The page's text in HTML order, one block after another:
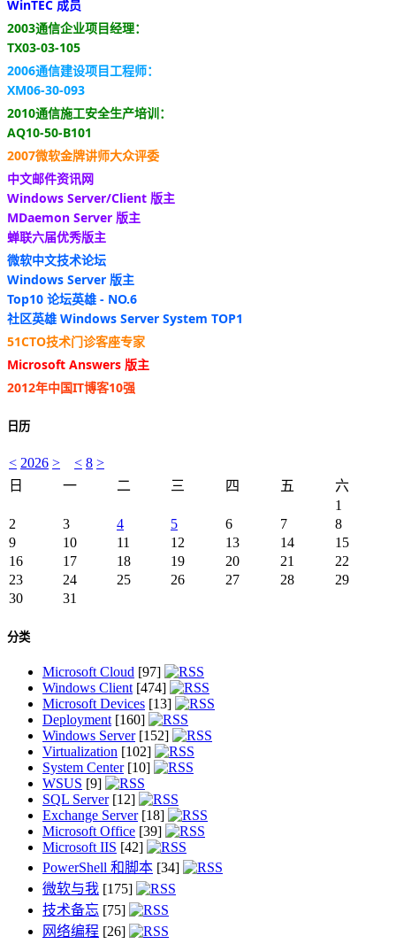
WinTEC 成员
2003通信企业项目经理：
TX03-03-105
2006通信建设项目工程师：
XM06-30-093
2010通信施工安全生产培训：
AQ10-50-B101
2007微软金牌讲师大众评委
中文邮件资讯网
Windows Server/Client 版主
MDaemon Server 版主
蝉联六届优秀版主
微软中文技术论坛
Windows Server 版主
Top10 论坛英雄 - NO.6
社区英雄 Windows Server System TOP1
51CTO技术门诊客座专家
Microsoft Answers 版主
2012年中国IT博客10强
日历
< 2026 > < 8 >
日
一 二 三 四 五
六
1
2
3 4 5 6 7
8
9
10 11 12 13 14
15
16
17 18 19 20 21
22
23
24 25 26 27 28
29
30
31
分类
Microsoft Cloud [97]
Windows Client[474]
Microsoft Devices [13]
Deployment[160]
Windows Server[152]
Virtualization [102]
System Center[10]
WSUS [9]
SQL Server[12]
Exchange Server[18]
Microsoft Office [39]
Microsoft IIS [42]
PowerShell 和脚本 [34]
微软与我 [175]
技术备忘 [75]
网络编程 [26]